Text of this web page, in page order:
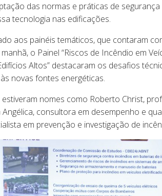
das normas e práticas de
tecnologia nas edificações.
aos painéis temáticos, que contaram
o Painel “Riscos de Incêndio em
Altos” destacaram os desafios
novas fontes energéticas.
nomes como Roberto Christ,
consultora em desempenho e
em prevenção e investigação de